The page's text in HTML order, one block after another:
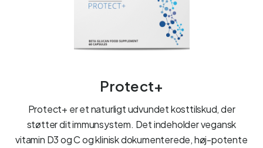
Protect+
Protect+ er et naturligt udvundet kosttilskud, der
støtter dit immunsystem. Det indeholder vegansk
vitamin D3 og C og klinisk dokumenterede, høj-potente